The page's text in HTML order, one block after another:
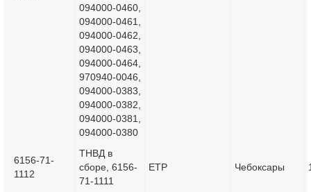
094000-0460,
094000-0461,
094000-0462,
094000-0463,
094000-0464,
970940-0046,
094000-0383,
094000-0382,
094000-0381,
094000-0380
6156-71-
1112
ТНВД в
сборе, 6156-
71-1111
ETP Чебоксары